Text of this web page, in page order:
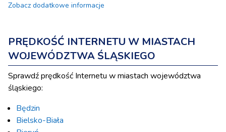
Zobacz dodatkowe informacje
PRĘDKOŚĆ INTERNETU W MIASTACH
WOJEWÓDZTWA ŚLĄSKIEGO
Sprawdź prędkość Internetu w miastach województwa
śląskiego:
Będzin
Bielsko-Biała